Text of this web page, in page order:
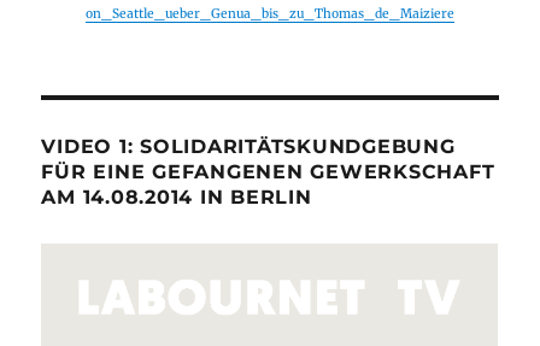
on_Seattle_ueber_Genua_bis_zu_Thomas_de_Maiziere
VIDEO 1: SOLIDARITÄTSKUNDGEBUNG
FÜR EINE GEFANGENEN GEWERKSCHAFT
AM 14.08.2014 IN BERLIN